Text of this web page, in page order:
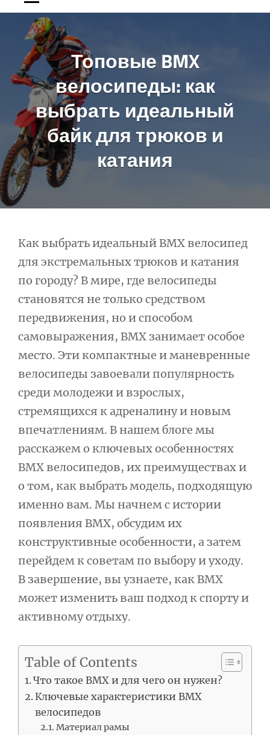
Топовые BMX
велосипеды: как
выбрать идеальный
байк для трюков и
катания
Как выбрать идеальный BMX велосипед
для экстремальных трюков и катания
по городу? В мире, где велосипеды
становятся не только средством
передвижения, но и способом
самовыражения, BMX занимает особое
место. Эти компактные и маневренные
велосипеды завоевали популярность
среди молодежи и взрослых,
стремящихся к адреналину и новым
впечатлениям. В нашем блоге мы
расскажем о ключевых особенностях
BMX велосипедов, их преимуществах и
о том, как выбрать модель, подходящую
именно вам. Мы начнем с истории
появления BMX, обсудим их
конструктивные особенности, а затем
перейдем к советам по выбору и уходу.
В завершение, вы узнаете, как BMX
может изменить ваш подход к спорту и
активному отдыху.
Table of Contents
Что такое BMX и для чего он нужен?
Ключевые характеристики BMX
велосипедов
Материал рамы
Навигация
по
записям